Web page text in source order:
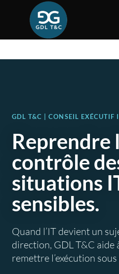
GDL T&C | CONSEIL EXÉCUTIF
Reprendre
contrôle
situations
sensibles.
Quand l’IT devient un
direction, GDL T&C
remettre l’exécution